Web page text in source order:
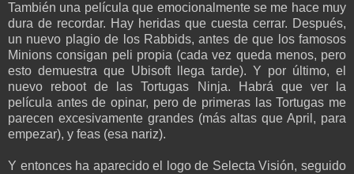
También una película que emocionalmente se me hace muy
dura de recordar. Hay heridas que cuesta cerrar. Después,
un nuevo plagio de los Rabbids, antes de que los famosos
Minions consigan peli propia (cada vez queda menos, pero
esto demuestra que Ubisoft llega tarde). Y por último, el
nuevo reboot de las Tortugas Ninja. Habrá que ver la
película antes de opinar, pero de primeras las Tortugas me
parecen excesivamente grandes (más altas que April, para
empezar), y feas (esa nariz).
Y entonces ha aparecido el logo de Selecta Visión, seguido